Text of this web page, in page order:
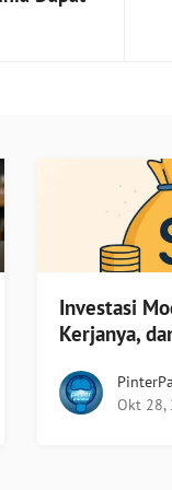
Investasi
Kerjanya,
Okt 28,